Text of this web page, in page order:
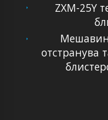
ZXM-25Y
отстранува